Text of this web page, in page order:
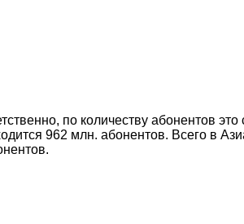
по количеству абонентов
962 млн. абонентов. Всего в